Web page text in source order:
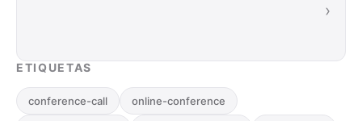
›
ETIQUETAS
conference-call online-conference